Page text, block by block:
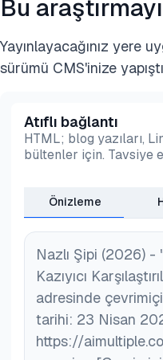
erişilebilir değildir.
Bu
Yayınlayacağınız yere
sürümü CMS'inize
Atıflı bağlantı
HTML; blog yazıları,
bültenler için. Tavsiye
Önizleme
Nazlı Şipi (2026) -
Kazıyıcı
adresinde çevrimiçi
tarihi: 23 Nisan
https://